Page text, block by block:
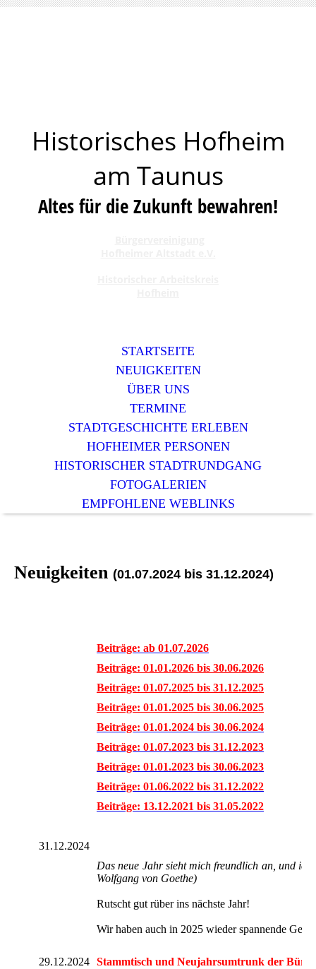
Historisches Hofheim
am Taunus
Altes für die Zukunft bewahren!
STARTSEITE
NEUIGKEITEN
ÜBER UNS
TERMINE
STADTGESCHICHTE ERLEBEN
HOFHEIMER PERSONEN
HISTORISCHER STADTRUNDGANG
FOTOGALERIEN
EMPFOHLENE WEBLINKS
Neuigkeiten (01.07.2024 bis 31.12.2024)
Beiträge: ab 01.07.2026
Beiträge: 01.01.2026 bis 30.06.2026
Beiträge: 01.07.2025 bis 31.12.2025
Beiträge: 01.01.2025 bis 30.06.2025
Beiträge: 01.01.2024 bis 30.06.2024
Beiträge: 01.07.2023 bis 31.12.2023
Beiträge: 01.01.2023 bis 30.06.2023
Beiträge: 01.06.2022 bis 31.12.2022
Beiträge: 13.12.2021 bis 31.05.2022
31.12.2024
Das neue Jahr sieht mich freundlich an, und
Wolfgang von Goethe)
Rutscht gut rüber ins nächste Jahr!
Wir haben auch in 2025 wieder spannende
29.12.2024 Stammtisch und Neujahrsumtrunk der